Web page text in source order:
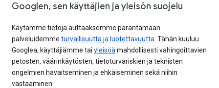
Googlen, sen käyttäjien ja yleisön suojelu
Käytämme tietoja auttaaksemme parantamaan
palveluidemme turvallisuutta ja luotettavuutta . Tähän kuuluu
Googlea, käyttäjiämme tai yleisöä mahdollisesti vahingoittavien
petosten, väärinkäytösten, tietoturvariskien ja teknisten
ongelmien havaitseminen ja ehkäiseminen sekä niihin
vastaaminen.